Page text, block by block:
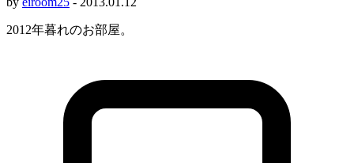
2012年暮れのお部屋。